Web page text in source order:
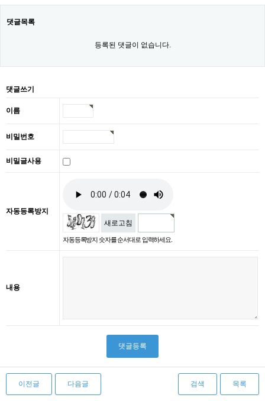
댓글목록
등록된 댓글이 없습니다.
댓글쓰기
이름
비밀번호
비밀글사용
자동등록방지
새로고침
자동등록방지 숫자를 순서대로 입력하세요.
내용
이전글 다음글 검색 목록